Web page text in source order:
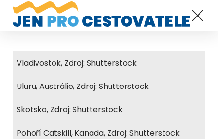
Vladivostok, Zdroj: Shutterstock
Uluru, Austrálie, Zdroj: Shutterstock
Skotsko, Zdroj: Shutterstock
Pohoří Catskill, Kanada, Zdroj: Shutterstock